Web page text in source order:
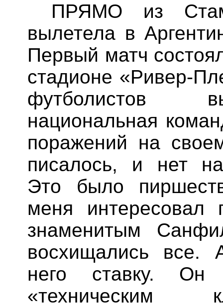
ПРЯМО из
вылетела в
Первый матч
стадионе «Ривер-
футболистов
национальная
поражений на
писалось, и нет
Это было
меня интересовал
знаменитым
восхищались все.
него ставку.
«техническим